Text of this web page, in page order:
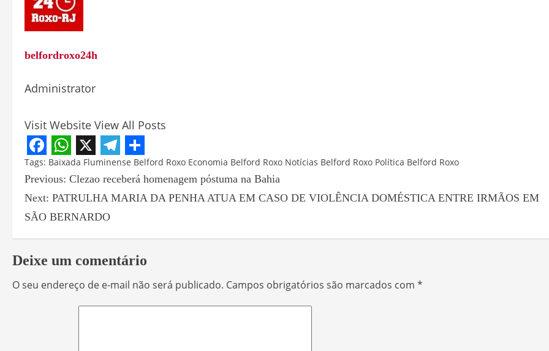
belfordroxo24h
Administrator
Visit Website View All Posts
Facebook
WhatsApp
X Telegram
Share
Tags: Baixada Fluminense Belford Roxo Economia Belford Roxo Notícias Belford Roxo Política Belford Roxo
Previous: Clezao receberá homenagem póstuma na Bahia
Next: PATRULHA MARIA DA PENHA ATUA EM CASO DE VIOLÊNCIA DOMÉSTICA ENTRE IRMÃOS EM
SÃO BERNARDO
Deixe um comentário
O seu endereço de e-mail não será publicado. Campos obrigatórios são marcados com *